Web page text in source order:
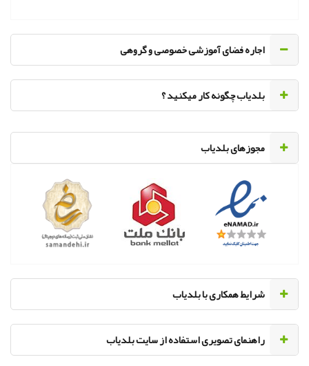
اجاره فضای آموزشی خصوصی و گروهی
‌بلدیاب چگونه کار میکنید ؟
مجوزهای بلدیاب
‌شرایط همکاری با بلدیاب
راهنمای تصویری استفاده از سایت بلدیاب